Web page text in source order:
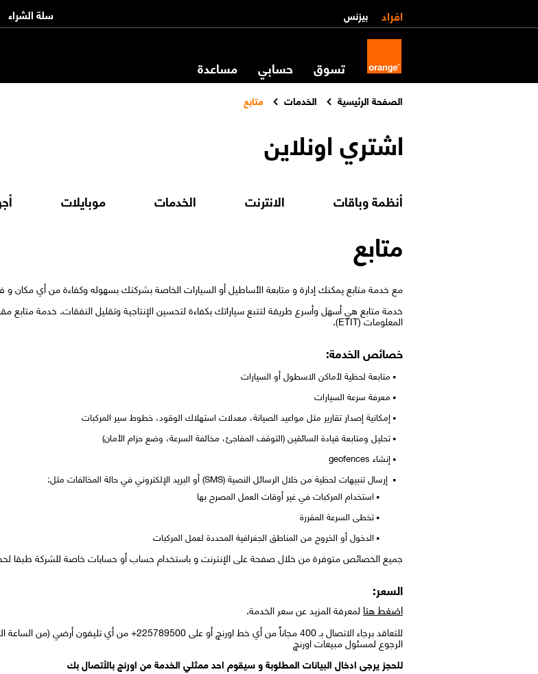
افراد بيزنس سلة الشراء
تسوق حسابي مساعدة
الصفحة الرئيسية الخدمات متابع
اشتري اونلاين
أنظمة وباقات الانترنت الخدمات موبايلات
متابع
مع خدمة متابع يمكنك إدارة و متابعة الأساطيل أو السيارات الخاصة بشركتك بسهوله وكفاءة من أي مكان
خدمة متابع هي أسهل وأسرع طريقة لتتبع سياراتك بكفاءة لتحسين الإنتاجية وتقليل النفقات. خدمة متابع
المعلومات (ETIT).
خصائص الخدمة:
متابعة لحظية لأماكن الاسطول أو السيارات
معرفة سرعة السيارات
إمكانية إصدار تقارير مثل مواعيد الصيانة، معدلات استهلاك الوقود، خطوط سير المركبات
تحليل ومتابعة قيادة السائقين (التوقف المفاجئ، مخالفة السرعة، وضع حزام الأمان)
إنشاء geofences
إرسال تنبيهات لحظية من خلال الرسائل النصية (SMS) أو البريد الإلكتروني في حالة المخالفات مثل:
استخدام المركبات في غير أوقات العمل المصرح بها
تخطى السرعة المقررة
الدخول أو الخروج من المناطق الجغرافية المحددة لعمل المركبات
جميع الخصائص متوفرة من خلال صفحة على الإنترنت و باستخدام حساب أو حسابات خاصة للشركة طبقا
السعر:
اضغط هنا لمعرفة المزيد عن سعر الخدمة.
للتعاقد برجاء الاتصال بـ 400 مجاناً من أي خط اورنچ أو
الرجوع لمسئول مبيعات اورنچ
للحجز يرجى ادخال البيانات المطلوبة و سيقوم احد ممثلي الخدمة من اورنچ بالأتصال بك​​​​​